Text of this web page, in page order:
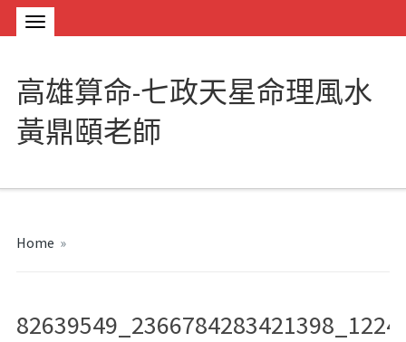
高雄算命-七政天星命理風水
黃鼎頤老師
Home »